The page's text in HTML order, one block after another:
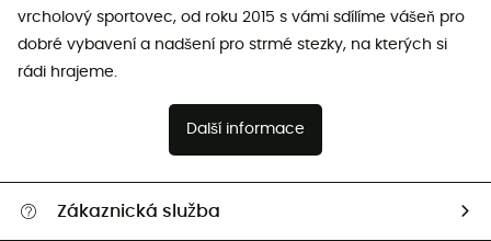
vrcholový sportovec, od roku 2015 s vámi sdílíme vášeň pro
dobré vybavení a nadšení pro strmé stezky, na kterých si
rádi hrajeme.
Další informace
Zákaznická služba